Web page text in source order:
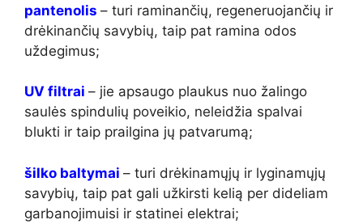
pantenolis – turi raminančių, regeneruojančių ir
drėkinančių savybių, taip pat ramina odos
uždegimus;
UV filtrai – jie apsaugo plaukus nuo žalingo
saulės spindulių poveikio, neleidžia spalvai
blukti ir taip prailgina jų patvarumą;
šilko baltymai – turi drėkinamųjų ir lyginamųjų
savybių, taip pat gali užkirsti kelią per dideliam
garbanojimuisi ir statinei elektrai;